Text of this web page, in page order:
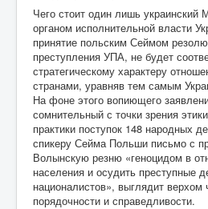
Чего стоит один лишь
органом исполнительной власти
принятие польским Сеймом
преступления УПА, не будет
стратегическому характеру
странами, уравняв тем самым
На фоне этого вопиющего
сомнительный с точки зрения
практики поступок 148 народных
спикеру Сейма Польши письмо с
Волынскую резню «геноцидом в
населения и осудить преступные
националистов», выглядит верхом
порядочности и справедливости.